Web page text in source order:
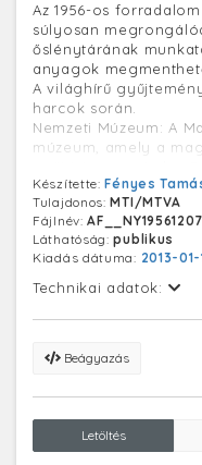
Az 1956-os
súlyosan
őslénytárának
anyagok
A világhírű
harcok során.
Nemzeti Múzeum: A
múzeum, amely a
kerületében, a
klasszicista stílusú
tervezője Pollack
alapítója gróf
forradalom és
elleni forradalom és a
kezdődött a
november 4-én az
harcosai a csepeli
én verték le.
Készítette:Fényes
Tulajdonos:MTI/MTVA
Fájlnév:
Láthatóság:publikus
Kiadás dátuma: 2013-01-
Technikai adatok:
Beágyazás
Letöltés